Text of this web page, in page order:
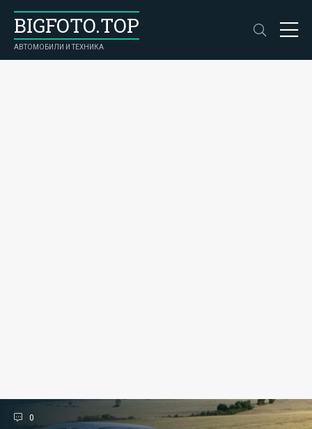
BIGFOTO.TOP
АВТОМОБИЛИ И ТЕХНИКА
0